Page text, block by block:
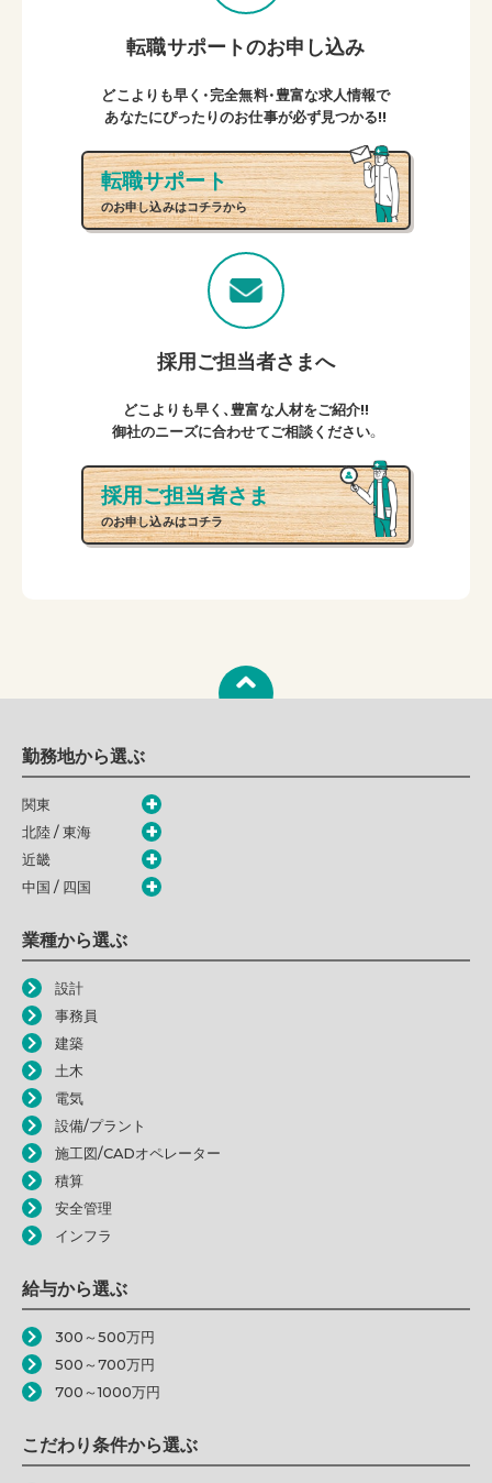
転職サポートのお申し込み
どこよりも早く・完全無料・豊富な求人情報で
あなたにぴったりのお仕事が必ず見つかる!!
転職サポート
のお申し込みはコチラから
採用ご担当者さまへ
どこよりも早く、豊富な人材をご紹介!!
御社のニーズに合わせてご相談ください。
採用ご担当者さま
のお申し込みはコチラ
勤務地から選ぶ
関東
北陸 / 東海
近畿
中国 / 四国
業種から選ぶ
設計
事務員
建築
土木
電気
設備/プラント
施工図/CADオペレーター
積算
安全管理
インフラ
給与から選ぶ
300～500万円
500～700万円
700～1000万円
こだわり条件から選ぶ